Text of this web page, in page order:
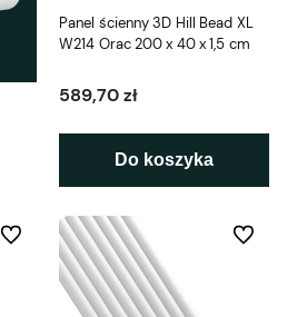
Panel ścienny 3D Hill Bead XL
W214 Orac 200 x 40 x 1,5 cm
589,70 zł
Do koszyka
Do ulubionych Do